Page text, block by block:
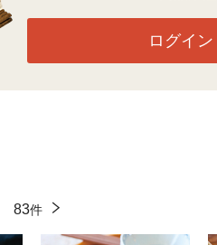
ログイン
83件